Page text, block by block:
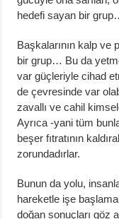
hedefi sayan bir
Başkalarının kalp ve
bir grup… Bu da
var güçleriyle cihad
de çevresinde var
zavallı ve cahil
Ayrıca -yani tüm
beşer fıtratının
zorundadırlar.
Bunun da yolu,
hareketle işe
doğan sonuçları göz